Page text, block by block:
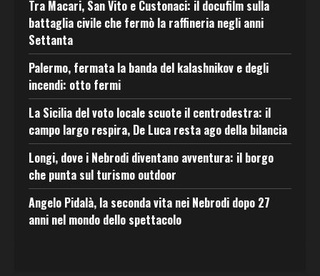
Tra Macari, San Vito e Custonaci: il docufilm sulla
battaglia civile che fermò la raffineria negli anni
Settanta
Palermo, fermata la banda del kalashnikov e degli
incendi: otto fermi
La Sicilia del voto locale scuote il centrodestra: il
campo largo respira, De Luca resta ago della bilancia
Longi, dove i Nebrodi diventano avventura: il borgo
che punta sul turismo outdoor
Angelo Pidalà, la seconda vita nei Nebrodi dopo 27
anni nel mondo dello spettacolo